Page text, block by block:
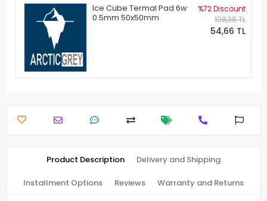
Ice Cube Termal Pad 6w
0.5mm 50x50mm
%72 Discount
198,38 TL
54,66 TL
Product Description Delivery and Shipping
Installment Options Reviews Warranty and Returns